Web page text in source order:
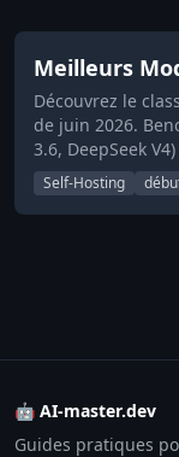
Meilleurs
Découvrez le
de juin 2026.
3.6, DeepSeek
Self-Hosting
🤖 AI-master.dev
Guides pratiques